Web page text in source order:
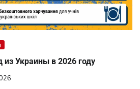
из Украины в 2026 году